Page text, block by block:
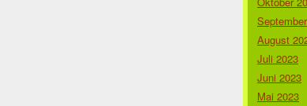
August
Juli 2023
Juni 2023
Mai 2023